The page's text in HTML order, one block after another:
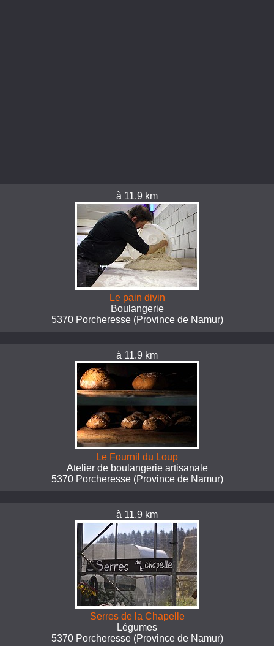
à 11.9 km
Le pain divin
Boulangerie
5370 Porcheresse (Province de Namur)
à 11.9 km
Le Fournil du Loup
Atelier de boulangerie artisanale
5370 Porcheresse (Province de Namur)
à 11.9 km
Serres de la Chapelle
Légumes
5370 Porcheresse (Province de Namur)